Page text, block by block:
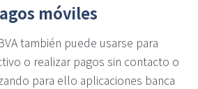
móviles
también puede usarse para
o realizar pagos sin contacto o
para ello aplicaciones banca